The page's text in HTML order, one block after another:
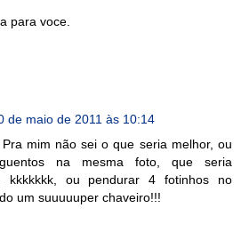
para voce.
de maio de 2011 às 10:14
mim não sei o que seria melhor, ou
na mesma foto, que seria
kkkkkkk, ou pendurar 4 fotinhos no
um suuuuuper chaveiro!!!